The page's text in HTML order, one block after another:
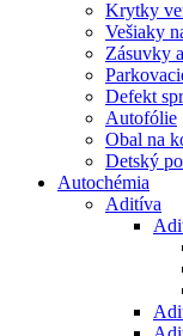
Krytky
Vešiaky
Zásuvky
Defekt
Autofólie
Obal na
Detský
Autochémia
Aditíva